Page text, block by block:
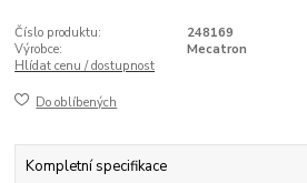
Číslo produktu:
248169
Výrobce:
Mecatron
Hlídat cenu / dostupnost
Do oblíbených
Kompletní specifikace